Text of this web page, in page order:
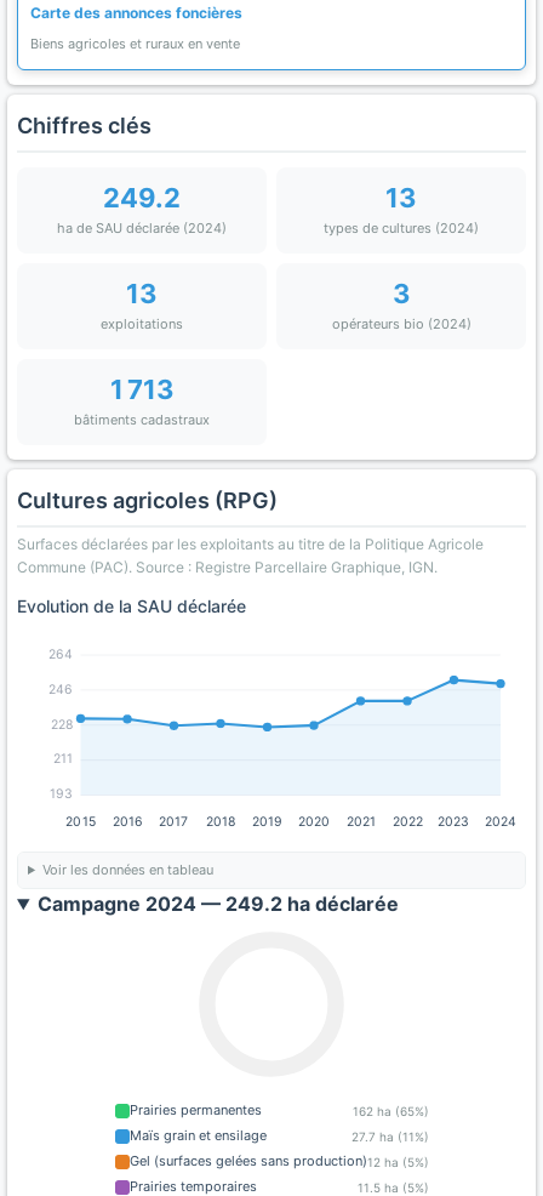
Carte des annonces foncières
Biens agricoles et ruraux en vente
Chiffres clés
249.2
ha de SAU déclarée (2024)
13
types de cultures (2024)
13
exploitations
3
opérateurs bio (2024)
1 713
bâtiments cadastraux
Cultures agricoles (RPG)
Surfaces déclarées par les exploitants au titre de la Politique Agricole
Commune (PAC). Source : Registre Parcellaire Graphique, IGN.
Evolution de la SAU déclarée
193
211
228
246
264
2015 2016 2017 2018 2019 2020 2021 2022 2023 2024
Voir les données en tableau
Campagne 2024 — 249.2 ha déclarée
Prairies permanentes 162 ha (65%)
Maïs grain et ensilage 27.7 ha (11%)
Gel (surfaces gelées sans production)12 ha (5%)
Prairies temporaires 11.5 ha (5%)